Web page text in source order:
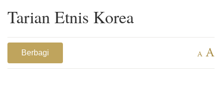
Tarian Etnis Korea
Berbagi A A